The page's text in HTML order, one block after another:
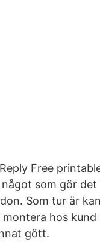
Free
som gör
Som tur är
hos
gött.